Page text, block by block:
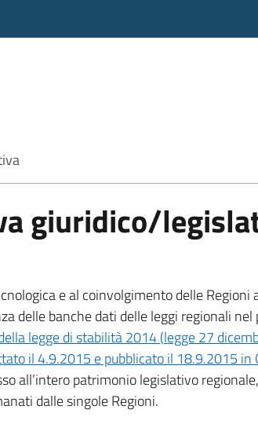
ricerca
giuridico/
e al coinvolgimento delle
delle banche dati delle leggi regionali
legge di stabilità 2014 (legge 27
il 4.9.2015 e pubblicato il 18.9.2015 in
all’intero patrimonio legislativo
dalle singole Regioni.